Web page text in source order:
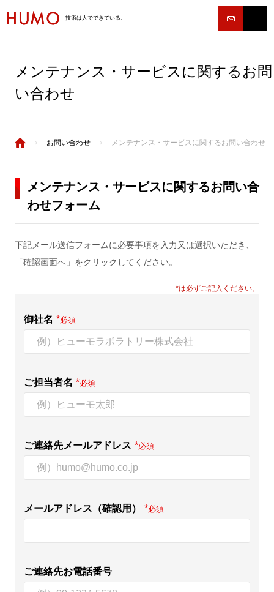
技術は人でできている。
メンテナンス・サービスに関するお問
い合わせ
お問い合わせ メンテナンス・サービスに関するお問い合わせ
メンテナンス・サービスに関するお問い合
わせフォーム
下記メール送信フォームに必要事項を入力又は選択いただき、
「確認画面へ」をクリックしてください。
*は必ずご記入ください。
御社名 *必須
ご担当者名 *必須
ご連絡先メールアドレス *必須
メールアドレス（確認用） *必須
ご連絡先お電話番号